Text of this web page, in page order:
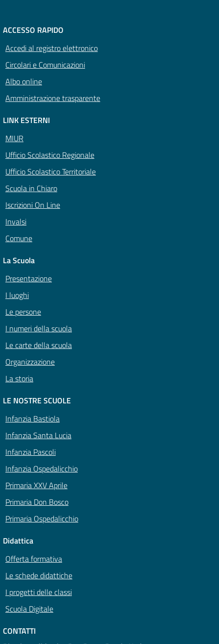
ACCESSO RAPIDO
Accedi al registro elettronico
Circolari e Comunicazioni
Albo online
Amministrazione trasparente
LINK ESTERNI
MIUR
Ufficio Scolastico Regionale
Ufficio Scolastico Territoriale
Scuola in Chiaro
Iscrizioni On Line
Invalsi
Comune
La Scuola
Presentazione
I luoghi
Le persone
I numeri della scuola
Le carte della scuola
Organizzazione
La storia
LE NOSTRE SCUOLE
Infanzia Bastiola
Infanzia Santa Lucia
Infanzia Pascoli
Infanzia Ospedalicchio
Primaria XXV Aprile
Primaria Don Bosco
Primaria Ospedalicchio
Didattica
Offerta formativa
Le schede didattiche
I progetti delle classi
Scuola Digitale
CONTATTI